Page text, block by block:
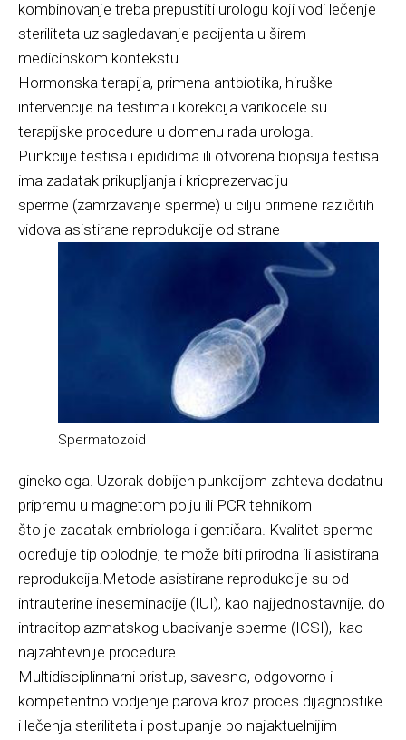
kombinovanje treba prepustiti urologu koji vodi lečenje
steriliteta uz sagledavanje pacijenta u širem
medicinskom kontekstu.
Hormonska terapija, primena antbiotika, hiruške
intervencije na testima i korekcija varikocele su
terapijske procedure u domenu rada urologa.
Punkciije testisa i epididima ili otvorena biopsija testisa
ima zadatak prikupljanja i krioprezervaciju
sperme (zamrzavanje sperme) u cilju primene različitih
vidova asistirane reprodukcije od strane
Spermatozoid
ginekologa. Uzorak dobijen punkcijom zahteva dodatnu
pripremu u magnetom polju ili PCR tehnikom
što je zadatak embriologa i gentičara. Kvalitet sperme
određuje tip oplodnje, te može biti prirodna ili asistirana
reprodukcija.Metode asistirane reprodukcije su od
intrauterine ineseminacije (IUI), kao najjednostavnije, do
intracitoplazmatskog ubacivanje sperme (ICSI), kao
najzahtevnije procedure.
Multidisciplinnarni pristup, savesno, odgovorno i
kompetentno vodjenje parova kroz proces dijagnostike
i lečenja steriliteta i postupanje po najaktuelnijim